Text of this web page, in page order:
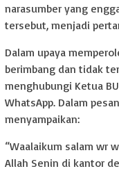
narasumber yang
tersebut, menjadi
Dalam upaya
berimbang dan tidak
menghubungi Ketua
WhatsApp. Dalam
menyampaikan:
“Waalaikum salam wr
Allah Senin di kantor